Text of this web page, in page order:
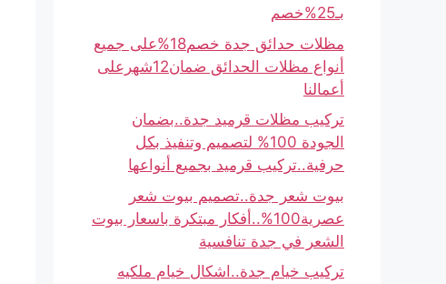
بـ25%خصم
مظلات حدائق جدة خصم18%على جميع
أنواع مظلات الحدائق ضمان12شهرعلى
أعمالنا
تركيب مظلات قرميد جدة..بضمان
الجودة 100% لتصميم وتنفيذ بكل
حرفية..تركيب قرميد بجميع أنواعها
بيوت شعر جدة..تصميم بيوت شعر
عصرية100%..أفكار مبتكرة باسعار بيوت
الشعر في جدة تنافسية
تركيب خيام جدة..اشكال خيام ملكيه